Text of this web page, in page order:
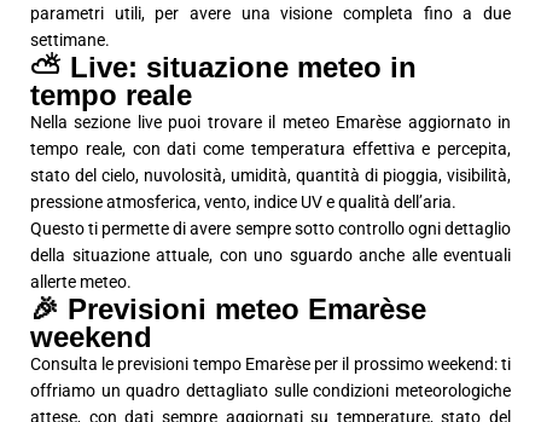
parametri utili, per avere una visione completa fino a due
settimane.
⛅ Live: situazione meteo in
tempo reale
Nella sezione live puoi trovare il meteo Emarèse aggiornato in
tempo reale, con dati come temperatura effettiva e percepita,
stato del cielo, nuvolosità, umidità, quantità di pioggia, visibilità,
pressione atmosferica, vento, indice UV e qualità dell’aria.
Questo ti permette di avere sempre sotto controllo ogni dettaglio
della situazione attuale, con uno sguardo anche alle eventuali
allerte meteo.
🎉 Previsioni meteo Emarèse
weekend
Consulta le previsioni tempo Emarèse per il prossimo weekend: ti
offriamo un quadro dettagliato sulle condizioni meteorologiche
attese, con dati sempre aggiornati su temperature, stato del